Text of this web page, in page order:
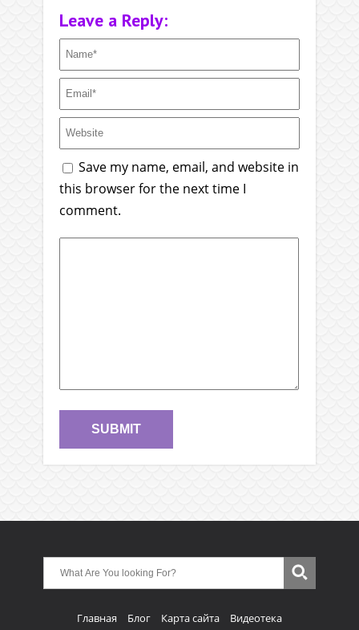
Leave a Reply:
Save my name, email, and website in
this browser for the next time I
comment.
Главная Блог Карта сайта Видеотека